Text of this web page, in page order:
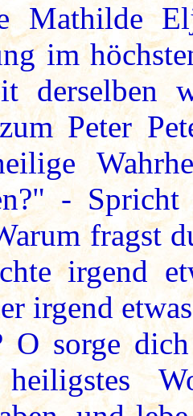
Mathilde
im
derselben
Peter
- Spricht
fragst
irgend
irgend
O sorge
heiligstes